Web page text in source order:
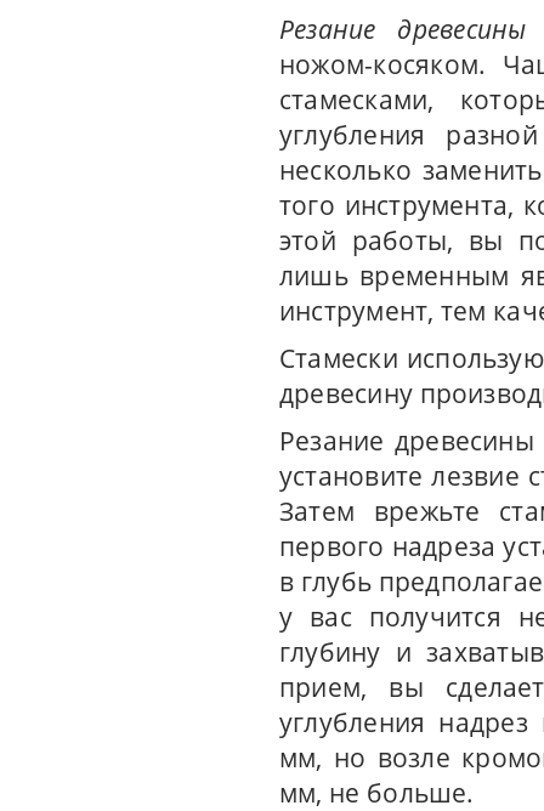
Резание древесины
ножом-косяком.
стамесками,
углубления
несколько
того инструмента,
этой работы, вы
лишь временным
инструмент, тем
Стамески
древесину
Резание
установите лезвие
Затем врежьте
первого надреза
в глубь
у вас получится
глубину и
прием, вы
углубления
мм, но возле
мм, не больше.